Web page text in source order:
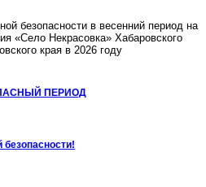
безопасности в весенний период на
«Село Некрасовка» Хабаровского
края в 2026 году
ПЕРИОД